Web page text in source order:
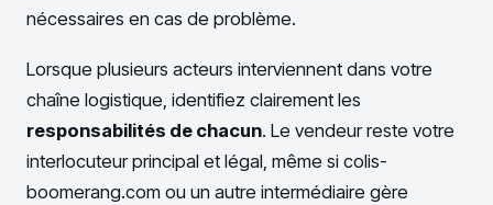
nécessaires en cas de problème.
Lorsque plusieurs acteurs interviennent dans votre
chaîne logistique, identifiez clairement les
responsabilités de chacun. Le vendeur reste votre
interlocuteur principal et légal, même si colis-
boomerang.com ou un autre intermédiaire gère